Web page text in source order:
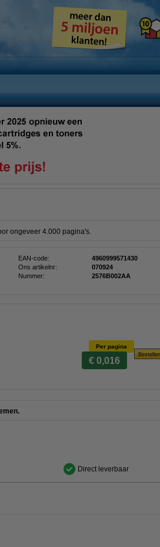
ongeveer 4.000 pagina's.
EAN-code:
4960999571430
Ons artikelnr:
070924
Nummer:
2576B002AA
Per pagina
€ 0,016
Direct leverbaar